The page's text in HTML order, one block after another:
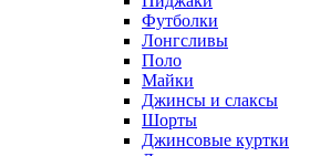
Футболки
Лонгсливы
Поло
Майки
Джинсы и слаксы
Шорты
Джинсовые куртки